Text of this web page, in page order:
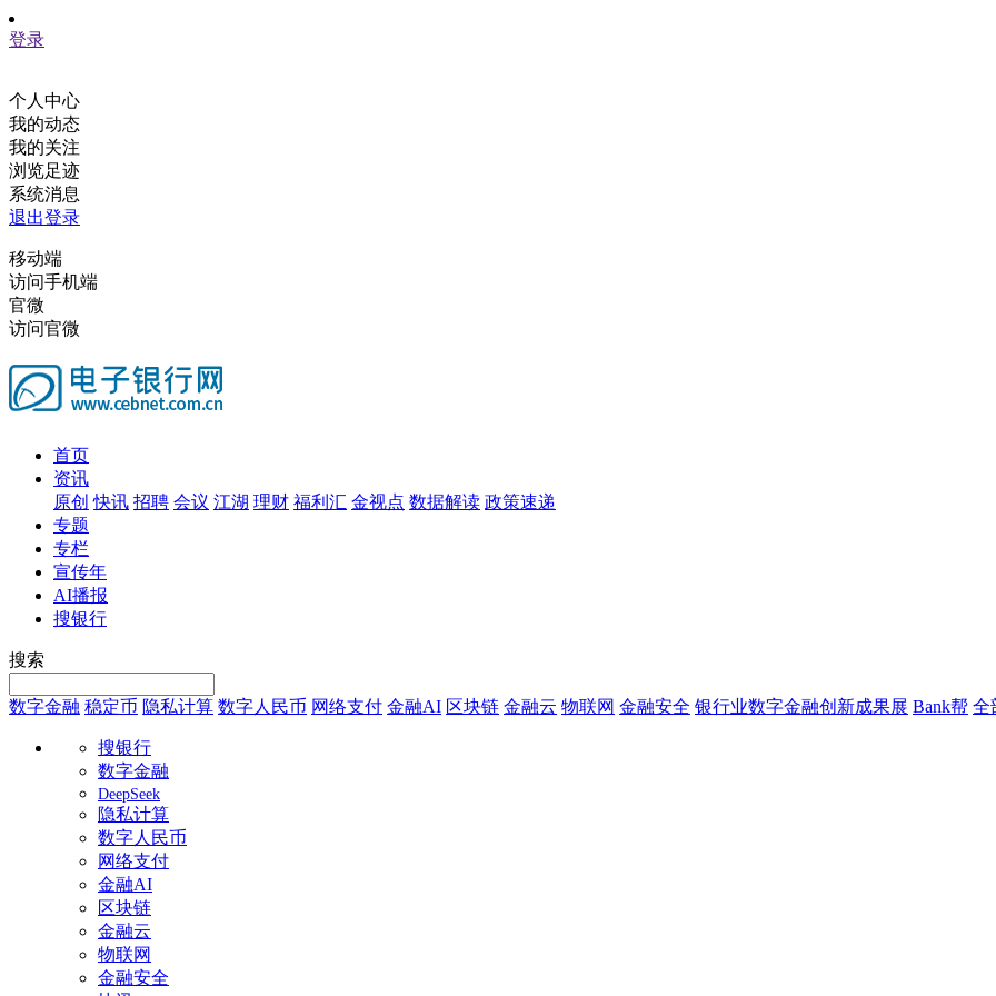
登录
个人中心
我的动态
我的关注
浏览足迹
系统消息
退出登录
移动端
访问手机端
官微
访问官微
首页
资讯
原创 快讯 招聘 会议 江湖 理财 福利汇 金视点 数据解读 政策速递
专题
专栏
宣传年
AI播报
搜银行
搜索
数字金融 稳定币 隐私计算 数字人民币 网络支付 金融AI 区块链 金融云 物联网 金融安全 银行业数字金融创新成果展 Bank帮 全
搜银行
数字金融
DeepSeek
隐私计算
数字人民币
网络支付
金融AI
区块链
金融云
物联网
金融安全